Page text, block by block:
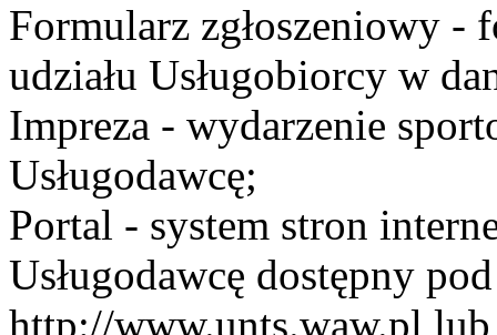
Formularz zgłoszeniowy -
udziału Usługobiorcy w
Impreza - wydarzenie
Usługodawcę;
Portal - system stron
Usługodawcę dostępny
http://www.unts.waw.pl lub